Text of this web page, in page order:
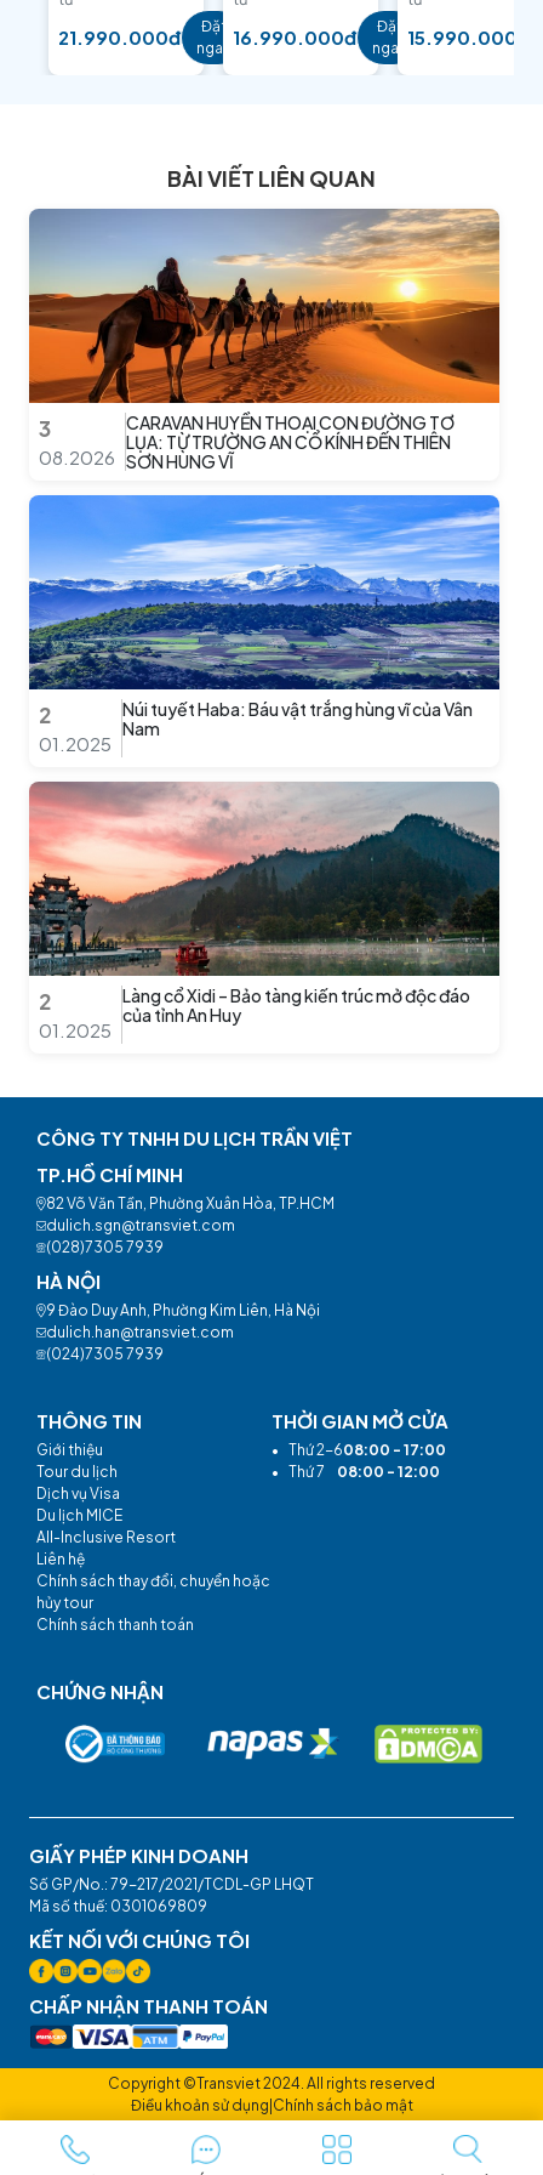
21.990.000đ
Đặt
ngay
16.990.000đ
Đặt
ngay 15.990.000đ
BÀI VIẾT LIÊN QUAN
3
08.2026
CARAVAN HUYỀN THOẠI CON ĐƯỜNG TƠ
LỤA: TỪ TRƯỜNG AN CỔ KÍNH ĐẾN THIÊN
SƠN HÙNG VĨ
2
01.2025
Núi tuyết Haba: Báu vật trắng hùng vĩ của Vân
Nam
2
01.2025
Làng cổ Xidi – Bảo tàng kiến trúc mở độc đáo
của tỉnh An Huy
CÔNG TY TNHH DU LỊCH TRẦN VIỆT
TP.HỒ CHÍ MINH
82 Võ Văn Tần, Phường Xuân Hòa, TP.HCM
dulich.sgn@transviet.com
(028)7305 7939
HÀ NỘI
9 Đào Duy Anh, Phường Kim Liên, Hà Nội
dulich.han@transviet.com
(024)7305 7939
THÔNG TIN
Giới thiệu
Tour du lịch
Dịch vụ Visa
Du lịch MICE
All-Inclusive Resort
Liên hệ
Chính sách thay đổi, chuyển hoặc
hủy tour
Chính sách thanh toán
THỜI GIAN MỞ CỬA
• Thứ 2-608:00 - 17:00
• Thứ 7 08:00 - 12:00
CHỨNG NHẬN
GIẤY PHÉP KINH DOANH
Số GP/No.: 79-217/2021/TCDL-GP LHQT
Mã số thuế: 0301069809
KẾT NỐI VỚI CHÚNG TÔI
CHẤP NHẬN THANH TOÁN
Copyright ©Transviet 2024. All rights reserved
Điều khoản sử dụng Chính sách bảo mật